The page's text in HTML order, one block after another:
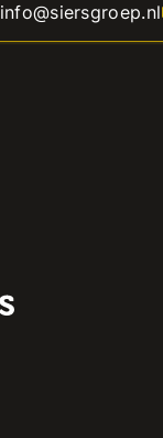
info@siersgroep.nl